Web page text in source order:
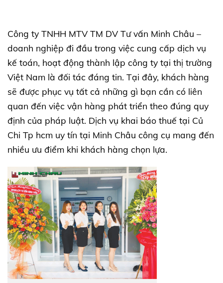
Công ty TNHH MTV TM DV Tư vấn Minh Châu –
doanh nghiệp đi đầu trong việc cung cấp dịch vụ
kế toán, hoạt động thành lập công ty tại thị trường
Việt Nam là đối tác đáng tin. Tại đây, khách hàng
sẽ được phục vụ tất cả những gì bạn cần có liên
quan đến việc vận hàng phát triển theo đúng quy
định của pháp luật. Dịch vụ khai báo thuế tại Củ
Chi Tp hcm uy tín tại Minh Châu công cụ mang đến
nhiều ưu điểm khi khách hàng chọn lựa.